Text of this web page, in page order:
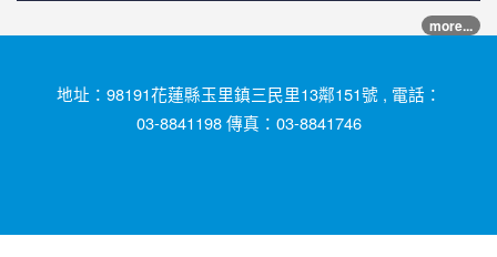
more...
地址：98191花蓮縣玉里鎮三民里13鄰151號 , 電話：
03-8841198 傳真：03-8841746